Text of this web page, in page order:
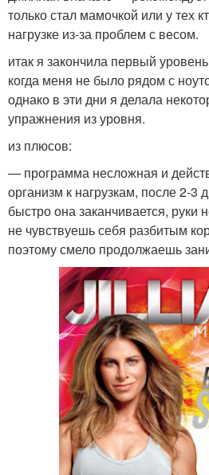
только стал мамочкой или у тех
нагрузке из-за проблем с весом.
итак я закончила первый
когда меня не было рядом с
однако в эти дни я делала
упражнения из уровня.
из плюсов:
— программа несложная и
организм к нагрузкам, после 2-3
быстро она заканчивается, руки
не чувствуешь себя разбитым
поэтому смело продолжаешь